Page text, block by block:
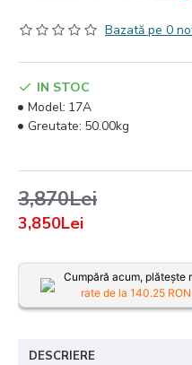
Bazată pe 0
3,850Lei
3,870Lei
IN STOC
Model: 17A
Greutate: 50.00kg
Cumpără acum, plătește
rate de la 140.25
DESCRIERE